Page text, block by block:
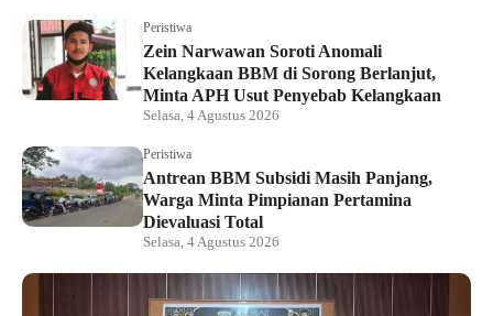
Peristiwa
Zein Narwawan Soroti Anomali
Kelangkaan BBM di Sorong Berlanjut,
Minta APH Usut Penyebab Kelangkaan
Selasa, 4 Agustus 2026
Peristiwa
Antrean BBM Subsidi Masih Panjang,
Warga Minta Pimpianan Pertamina
Dievaluasi Total
Selasa, 4 Agustus 2026